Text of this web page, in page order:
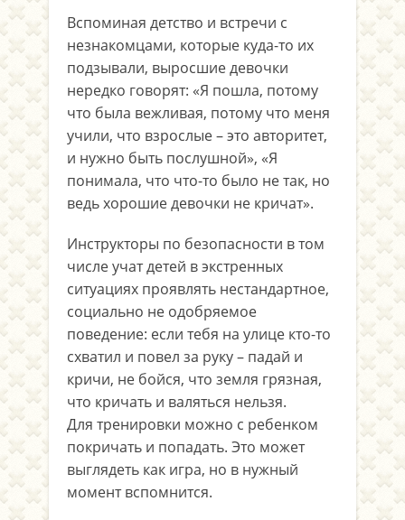
Вспоминая детство и встречи с
незнакомцами, которые куда-то их
подзывали, выросшие девочки
нередко говорят: «Я пошла, потому
что была вежливая, потому что меня
учили, что взрослые – это авторитет,
и нужно быть послушной», «Я
понимала, что что-то было не так, но
ведь хорошие девочки не кричат».
Инструкторы по безопасности в том
числе учат детей в экстренных
ситуациях проявлять нестандартное,
социально не одобряемое
поведение: если тебя на улице кто-то
схватил и повел за руку – падай и
кричи, не бойся, что земля грязная,
что кричать и валяться нельзя.
Для тренировки можно с ребенком
покричать и попадать. Это может
выглядеть как игра, но в нужный
момент вспомнится.